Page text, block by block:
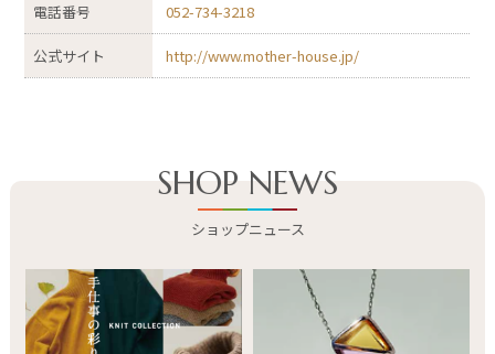
電話番号 052-734-3218
公式サイト http://www.mother-house.jp/
SHOP NEWS
ショップニュース